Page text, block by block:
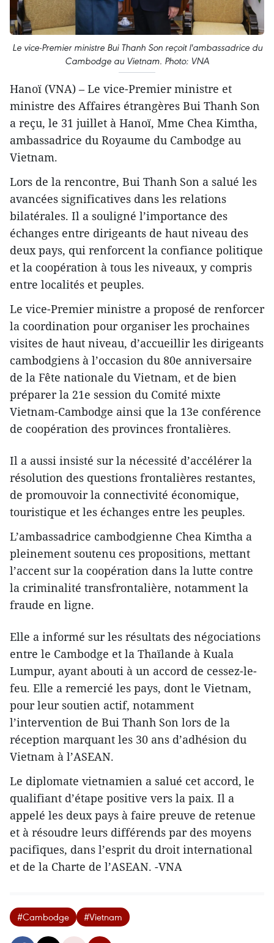
Le vice-Premier ministre Bui Thanh Son reçoit l'ambassadrice du
Cambodge au Vietnam. Photo: VNA
Hanoï (VNA) – Le vice-Premier ministre et
ministre des Affaires étrangères Bui Thanh Son
a reçu, le 31 juillet à Hanoï, Mme Chea Kimtha,
ambassadrice du Royaume du Cambodge au
Vietnam.
Lors de la rencontre, Bui Thanh Son a salué les
avancées significatives dans les relations
bilatérales. Il a souligné l’importance des
échanges entre dirigeants de haut niveau des
deux pays, qui renforcent la confiance politique
et la coopération à tous les niveaux, y compris
entre localités et peuples.
Le vice-Premier ministre a proposé de renforcer
la coordination pour organiser les prochaines
visites de haut niveau, d’accueillir les dirigeants
cambodgiens à l’occasion du 80e anniversaire
de la Fête nationale du Vietnam, et de bien
préparer la 21e session du Comité mixte
Vietnam-Cambodge ainsi que la 13e conférence
de coopération des provinces frontalières.
Il a aussi insisté sur la nécessité d’accélérer la
résolution des questions frontalières restantes,
de promouvoir la connectivité économique,
touristique et les échanges entre les peuples.
L’ambassadrice cambodgienne Chea Kimtha a
pleinement soutenu ces propositions, mettant
l’accent sur la coopération dans la lutte contre
la criminalité transfrontalière, notamment la
fraude en ligne.
Elle a informé sur les résultats des négociations
entre le Cambodge et la Thaïlande à Kuala
Lumpur, ayant abouti à un accord de cessez-le-
feu. Elle a remercié les pays, dont le Vietnam,
pour leur soutien actif, notamment
l’intervention de Bui Thanh Son lors de la
réception marquant les 30 ans d’adhésion du
Vietnam à l’ASEAN.
Le diplomate vietnamien a salué cet accord, le
qualifiant d’étape positive vers la paix. Il a
appelé les deux pays à faire preuve de retenue
et à résoudre leurs différends par des moyens
pacifiques, dans l’esprit du droit international
et de la Charte de l’ASEAN. -VNA
#Cambodge #Vietnam